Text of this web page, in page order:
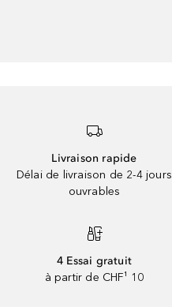
Livraison rapide
Délai de livraison de 2-4 jours
ouvrables
4 Essai gratuit
à partir de CHF¹ 10